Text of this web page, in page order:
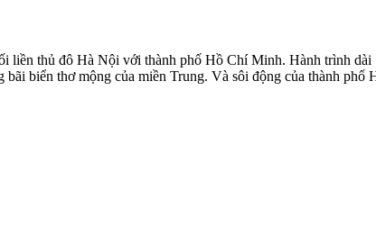
thủ đô Hà Nội với thành phố Hồ Chí Minh. Hành trình
biển thơ mộng của miền Trung. Và sôi động của thành